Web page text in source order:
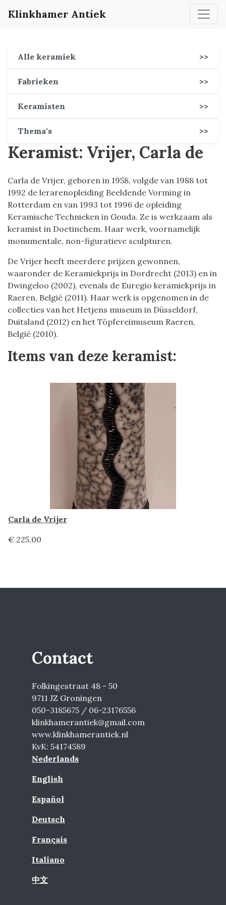
Klinkhamer Antiek
Alle keramiek >>
Fabrieken >>
Keramisten >>
Thema's >>
Keramist: Vrijer, Carla de
Carla de Vrijer, geboren in 1958, volgde van 1988 tot
1992 de lerarenopleiding Beeldende Vorming in
Rotterdam en van 1993 tot 1996 de opleiding
Keramische Technieken in Gouda. Ze is werkzaam als
keramist in Doetinchem. Haar werk, voornamelijk
monumentale, non-figuratieve sculpturen.
De Vrijer heeft meerdere prijzen gewonnen,
waaronder de Keramiekprijs in Dordrecht (2013) en in
Dwingeloo (2002), evenals de Euregio keramiekprijs in
Raeren, België (2011). Haar werk is opgenomen in de
collecties van het Hetjens museum in Düsseldorf,
Duitsland (2012) en het Töpfereimuseum Raeren,
België (2010).
Items van deze keramist:
Carla de Vrijer
€ 225,00
Contact
Folkingestraat 48 - 50
9711 JZ Groningen
050-3185675 / 06-23176556
klinkhamerantiek@gmail.com
www.klinkhamerantiek.nl
KvK: 54174589
Nederlands
English
Español
Deutsch
Français
Italiano
中文